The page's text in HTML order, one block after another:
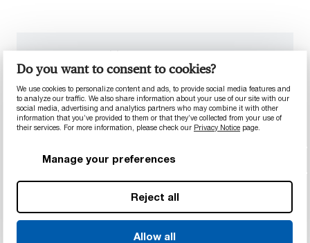
Do you want to consent to cookies?
We use cookies to personalize content and ads, to provide social media features and
to analyze our traffic. We also share information about your use of our site with our
social media, advertising and analytics partners who may combine it with other
information that you’ve provided to them or that they’ve collected from your use of
their services. For more information, please check our Privacy Notice page.
Manage your preferences
Reject all
Allow all
Flextron™熱可塑性エラストマー（TPE）の加工
品は、従来のエラストマーよりも優れた性能が求
められる用途で、優れた性能を発揮します。これ
らのTPE材料は、優れた化学薬品耐性を備える一
能力を維持します。